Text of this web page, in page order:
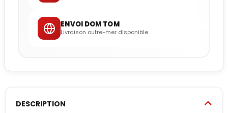
ENVOI DOM TOM
Livraison outre-mer disponible
DESCRIPTION